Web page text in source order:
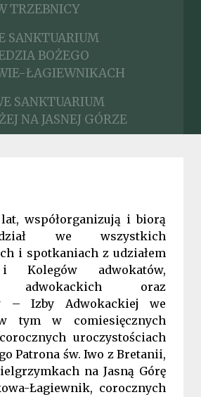
TRZEBNICY
SANKTUARIUM
BOŻEGO
ŁAGIEWNIKACH
SANKTUARIUM
NA JASNEJ GÓRZE
współorganizują i biorą
we wszystkich
i spotkaniach z udziałem
Kolegów adwokatów,
adwokackich oraz
– Izby Adwokackiej we
tym w comiesięcznych
uroczystościach
Patrona św. Iwo z Bretanii,
na Jasną Górę
Łagiewnik, corocznych